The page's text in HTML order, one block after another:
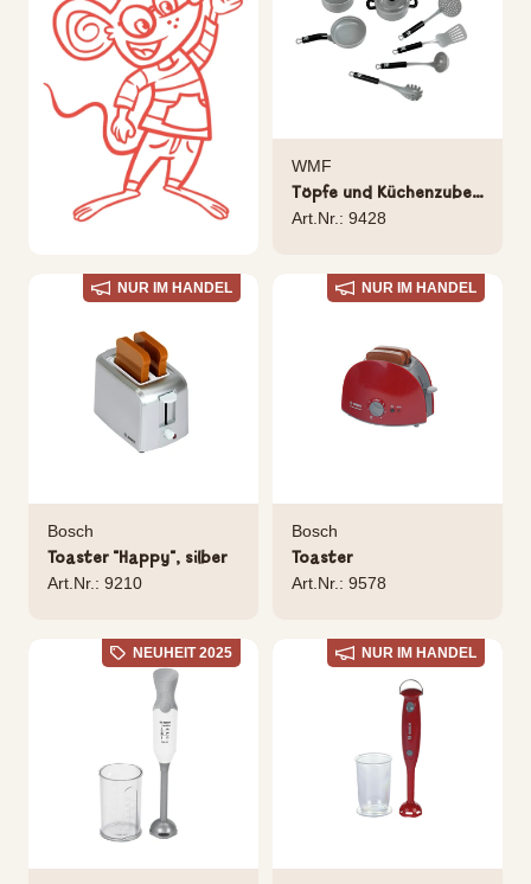
WMF
Töpfe und Küchenzubehör, 9 tlg.
Art.Nr.: 9428
NUR IM HANDEL
Bosch
Toaster "Happy", silber
Art.Nr.: 9210
NUR IM HANDEL
Bosch
Toaster
Art.Nr.: 9578
NEUHEIT 2025 NUR IM HANDEL